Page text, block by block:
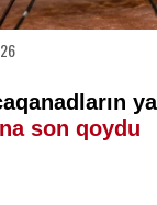
son qoydu